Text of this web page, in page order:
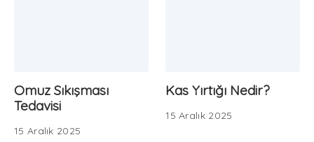
Omuz Sıkışması
Tedavisi
15 Aralık 2025
Kas Yırtığı Nedir?
15 Aralık 2025